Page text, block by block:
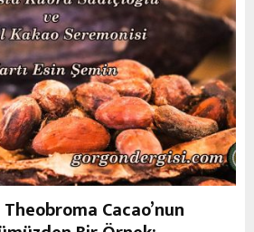
Theobroma Cacao’nun